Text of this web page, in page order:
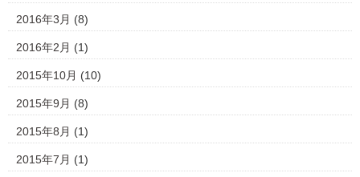
2016年3月 (8)
2016年2月 (1)
2015年10月 (10)
2015年9月 (8)
2015年8月 (1)
2015年7月 (1)